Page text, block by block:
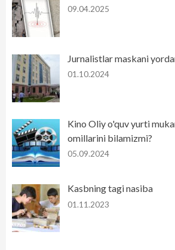
09.04.2025
Jurnalistlar maskani
01.10.2024
Kino Oliy o'quv yurti
omillarini bilamizmi?
05.09.2024
Kasbning tagi nasiba
01.11.2023